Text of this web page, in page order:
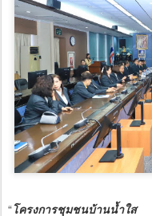
“โครงการชุมชนบ้านน้ำใส